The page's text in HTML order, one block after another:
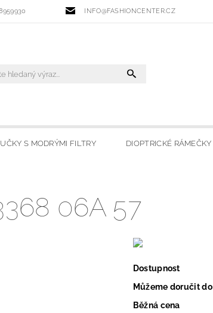
INFO@FASHIONCENTER.CZ
S MODRÝMI FILTRY DIOPTRICKÉ RÁMEČKY
OBLÍBENÉ 06A 57
Dostupnost
Můžeme doručit do
Běžná cena